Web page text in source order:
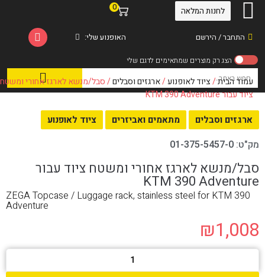
התחבר / הירשם
0
האופנוע שלי:
לחנות המלאה
עמוד הבית/ציוד לאופנוע/ארגזים וסבלים/ סבל/מנשא לארגז אחורי ומשטח
ציוד עבור KTM 390 Adventure
ארגזים וסבלים מתאמים ואביזרים ציוד לאופנוע
מק"ט: 01-375-5457-0
סבל/מנשא לארגז אחורי ומשטח ציוד עבור
KTM 390 Adventure
ZEGA Topcase / Luggage rack, stainless steel for KTM 390
Adventure
₪1,008